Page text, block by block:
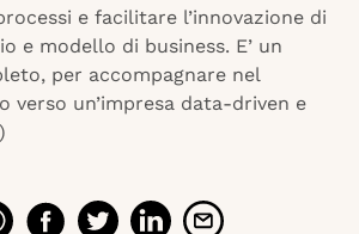
e facilitare l’innovazione di
e modello di business. E’ un
per accompagnare nel
verso un’impresa data-driven e